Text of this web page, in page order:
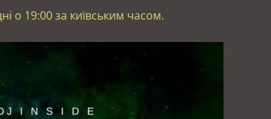
о 19:00 за київським часом.